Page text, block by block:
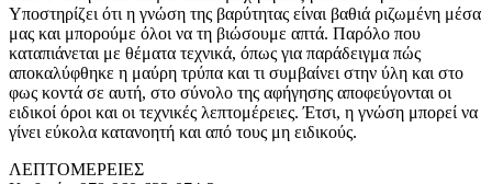
Υποστηρίζει ότι η γνώση της βαρύτητας είναι βαθιά ριζωμένη μέσα
μας και μπορούμε όλοι να τη βιώσουμε απτά. Παρόλο που
καταπιάνεται με θέματα τεχνικά, όπως για παράδειγμα πώς
αποκαλύφθηκε η μαύρη τρύπα και τι συμβαίνει στην ύλη και στο
φως κοντά σε αυτή, στο σύνολο της αφήγησης αποφεύγονται οι
ειδικοί όροι και οι τεχνικές λεπτομέρειες. Έτσι, η γνώση μπορεί να
γίνει εύκολα κατανοητή και από τους μη ειδικούς.
ΛΕΠΤΟΜΕΡΕΙΕΣ